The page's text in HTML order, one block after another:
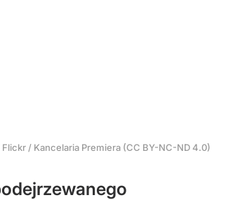
Flickr / Kancelaria Premiera (CC BY-NC-ND 4.0)